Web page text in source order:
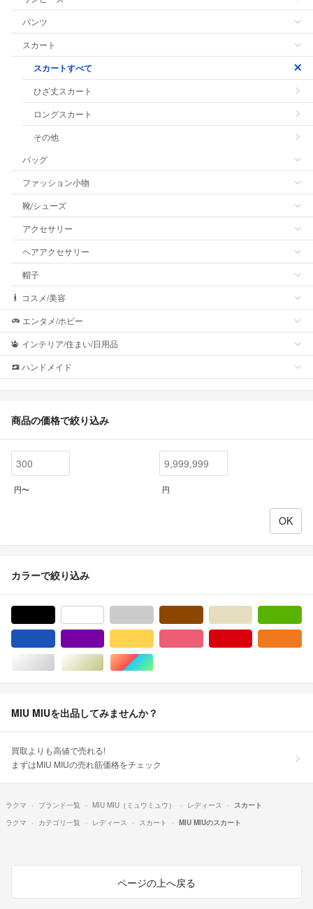
パンツ
スカート
スカートすべて
ひざ丈スカート
ロングスカート
その他
バッグ
ファッション小物
靴/シューズ
アクセサリー
ヘアアクセサリー
帽子
コスメ/美容
エンタメ/ホビー
インテリア/住まい/日用品
ハンドメイド
商品の価格で絞り込み
円〜 円
カラーで絞り込み
シルバー/銀色系ゴールド/金色系マルチカラー
MIU MIUを出品してみませんか？
買取よりも高値で売れる!
まずはMIU MIUの売れ筋価格をチェック
ラクマ ブランド一覧 MIU MIU（ミュウミュウ） レディース
スカート
ラクマ
カテゴリ一覧 レディース スカート MIU MIUのスカート
ページの上へ戻る